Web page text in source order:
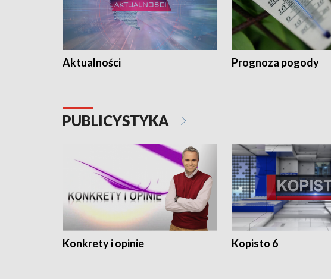
Aktualności Prognoza pogody
PUBLICYSTYKA
Konkrety i opinie Kopisto 6